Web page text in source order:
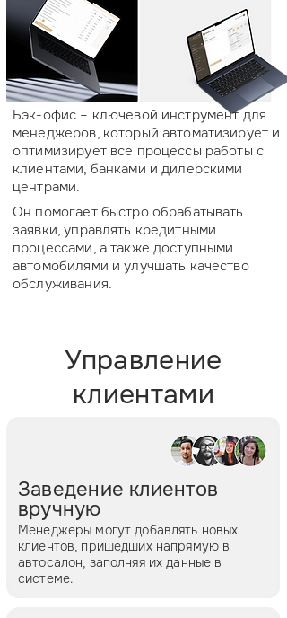
Бэк-офис – ключевой инструмент для
менеджеров, который автоматизирует и
оптимизирует все процессы работы с
клиентами, банками и дилерскими
центрами.
Он помогает быстро обрабатывать
заявки, управлять кредитными
процессами, а также доступными
автомобилями и улучшать качество
обслуживания.
Управление
клиентами
Менеджеры могут добавлять новых
клиентов, пришедших напрямую в
автосалон, заполняя их данные в
системе.
Заведение клиентов
вручную